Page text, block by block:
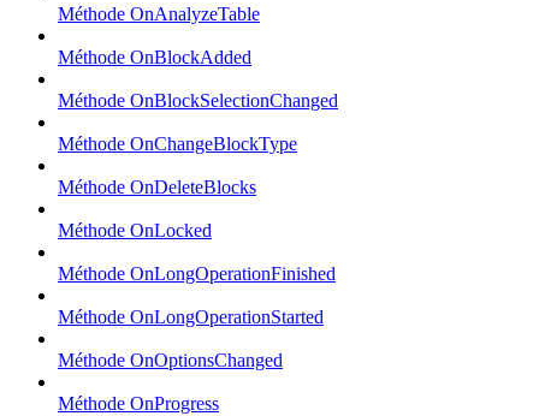
Méthode OnAnalyzeTable
Méthode OnBlockAdded
Méthode OnBlockSelectionChanged
Méthode OnChangeBlockType
Méthode OnDeleteBlocks
Méthode OnLocked
Méthode OnLongOperationFinished
Méthode OnLongOperationStarted
Méthode OnOptionsChanged
Méthode OnProgress